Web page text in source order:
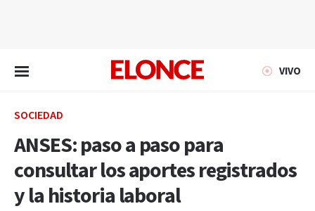
VIVO
SOCIEDAD
ANSES: paso a paso para
consultar los aportes registrados
y la historia laboral